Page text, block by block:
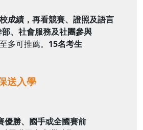
成績，再看競賽、證照及語言
部、社會服務及社團參與
多可推薦。 15名考生
送入學
優勝、國手或全國賽前